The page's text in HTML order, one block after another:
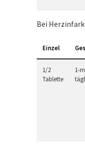
Bei
Einzel
1/2
Tablette
1-